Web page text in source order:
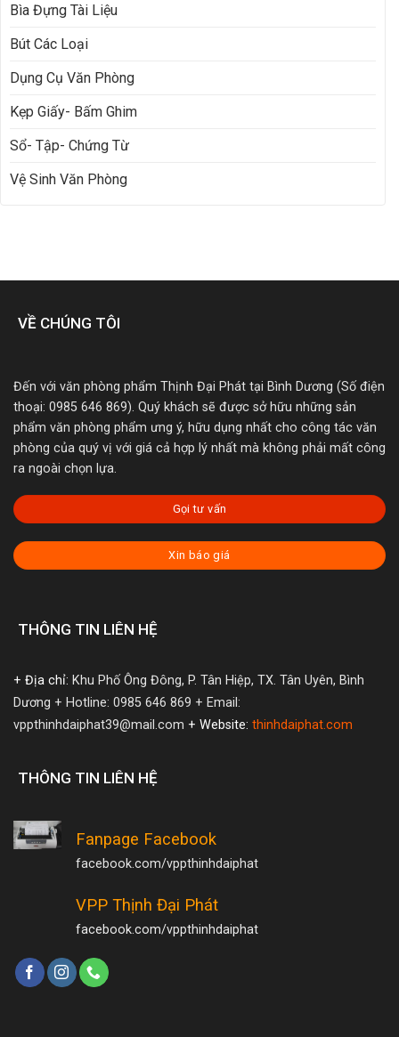
Bìa Đựng Tài Liệu
Bút Các Loại
Dụng Cụ Văn Phòng
Kẹp Giấy- Bấm Ghim
Sổ- Tập- Chứng Từ
Vệ Sinh Văn Phòng
VỀ CHÚNG TÔI
Đến với văn phòng phẩm Thịnh Đại Phát tại Bình Dương (Số điện
thoại: 0985 646 869). Quý khách sẽ được sở hữu những sản
phẩm văn phòng phẩm ưng ý, hữu dụng nhất cho công tác văn
phòng của quý vị với giá cả hợp lý nhất mà không phải mất công
ra ngoài chọn lựa.
Gọi tư vấn
Xin báo giá
THÔNG TIN LIÊN HỆ
+ Địa chỉ: Khu Phố Ông Đông, P. Tân Hiệp, TX. Tân Uyên, Bình
Dương + Hotline: 0985 646 869 + Email:
vppthinhdaiphat39@mail.com + Website: thinhdaiphat.com
THÔNG TIN LIÊN HỆ
Fanpage Facebook
facebook.com/vppthinhdaiphat
VPP Thịnh Đại Phát
facebook.com/vppthinhdaiphat